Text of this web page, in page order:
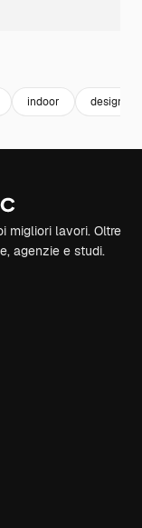
indoor design
migliori lavori. Oltre
agenzie e studi.